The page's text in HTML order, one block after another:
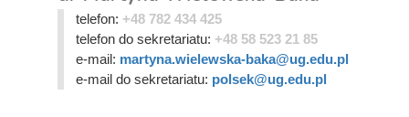
telefon: +48 782 434 425
telefon do sekretariatu: +48 58 523 21 85
e-mail: martyna.wielewska-baka@ug.edu.pl
e-mail do sekretariatu: polsek@ug.edu.pl